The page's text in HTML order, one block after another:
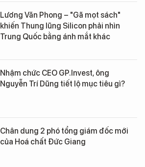
Lương Văn Phong – "Gã mọt sách"
khiến Thung lũng Silicon phải nhìn
Trung Quốc bằng ánh mắt khác
Nhậm chức CEO GP.Invest, ông
Nguyễn Trí Dũng tiết lộ mục tiêu gì?
Chân dung 2 phó tổng giám đốc mới
của Hoá chất Đức Giang